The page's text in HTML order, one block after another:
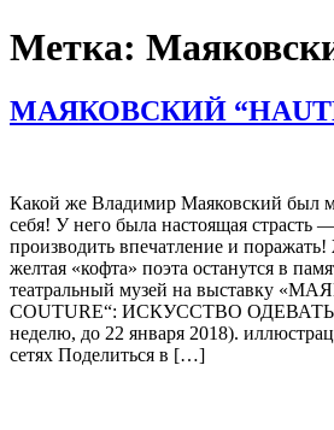
Метка:
МАЯКОВСКИЙ
Какой же Владимир Маяковский был
себя! У него была настоящая страсть
производить впечатление и
желтая «кофта» поэта останутся в
театральный музей на выставку
COUTURE“: ИСКУССТВО
неделю, до 22 января 2018).
сетях Поделиться в […]